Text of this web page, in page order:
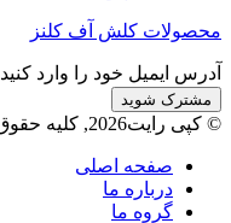
محصولات کلش آف کلنز
آدرس ایمیل خود را وارد کنید
© کپی رایت2026, کلیه حقوق برای دیدگاه پلاس محفوظ است.
صفحه اصلی
درباره ما
گروه ما